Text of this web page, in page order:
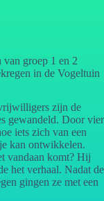
groep 1 en 2
in de Vogeltuin
zijn de
gewandeld. Door vier
iets zich van een
kan ontwikkelen.
vandaan komt? Hij
het verhaal. Nadat de
gingen ze met een